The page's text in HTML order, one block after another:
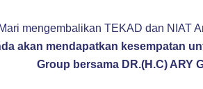
Mari mengembalikan TEKAD dan NIAT
akan mendapatkan kesempatan
Group bersama DR.(H.C) ARY